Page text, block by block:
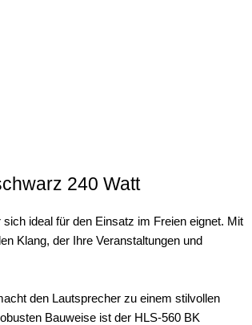
240 Watt
ideal für den Einsatz im Freien eignet. Mit
Klang, der Ihre Veranstaltungen und
den Lautsprecher zu einem stilvollen
Bauweise ist der HLS-560 BK